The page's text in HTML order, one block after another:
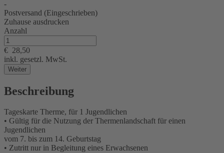
-
Postversand (Eingeschrieben)
Zuhause ausdrucken
Anzahl
€ 28,50
inkl. gesetzl. MwSt.
Weiter
Beschreibung
Tageskarte Therme, für 1 Jugendlichen
• Gültig für die Nutzung der Thermenlandschaft für einen
Jugendlichen
vom 7. bis zum 14. Geburtstag
• Zutritt nur in Begleitung eines Erwachsenen